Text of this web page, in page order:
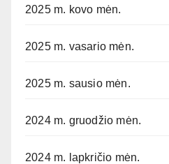
2025 m. kovo mėn.
2025 m. vasario mėn.
2025 m. sausio mėn.
2024 m. gruodžio mėn.
2024 m. lapkričio mėn.